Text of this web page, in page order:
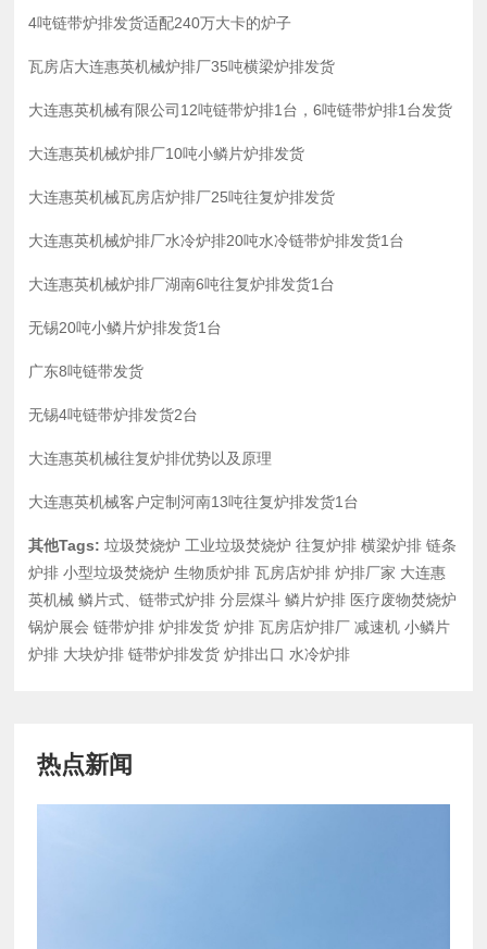
4吨链带炉排发货适配240万大卡的炉子
瓦房店大连惠英机械炉排厂35吨横梁炉排发货
大连惠英机械有限公司12吨链带炉排1台，6吨链带炉排1台发货
大连惠英机械炉排厂10吨小鳞片炉排发货
大连惠英机械瓦房店炉排厂25吨往复炉排发货
大连惠英机械炉排厂水冷炉排20吨水冷链带炉排发货1台
大连惠英机械炉排厂湖南6吨往复炉排发货1台
无锡20吨小鳞片炉排发货1台
广东8吨链带发货
无锡4吨链带炉排发货2台
大连惠英机械往复炉排优势以及原理
大连惠英机械客户定制河南13吨往复炉排发货1台
其他Tags: 垃圾焚烧炉 工业垃圾焚烧炉 往复炉排 横梁炉排 链条
炉排 小型垃圾焚烧炉 生物质炉排 瓦房店炉排 炉排厂家 大连惠
英机械 鳞片式、链带式炉排 分层煤斗 鳞片炉排 医疗废物焚烧炉
锅炉展会 链带炉排 炉排发货 炉排 瓦房店炉排厂 减速机 小鳞片
炉排 大块炉排 链带炉排发货 炉排出口 水冷炉排
热点新闻